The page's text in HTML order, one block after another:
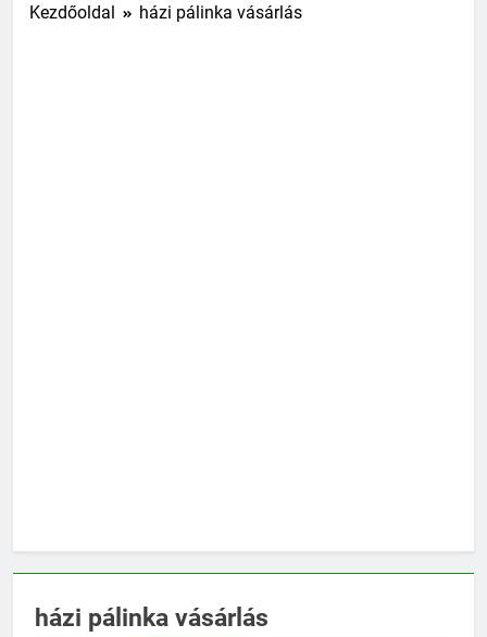
Kezdőoldal házi pálinka vásárlás
házi pálinka vásárlás